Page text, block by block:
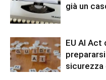
già un
EU AI Act
sicurezza